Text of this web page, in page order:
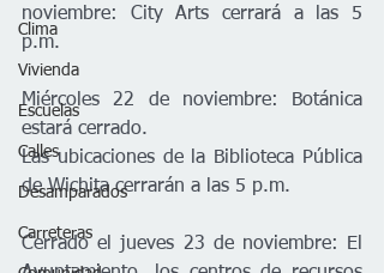
Clima
Vivienda
Escuelas
Calles
Desamparados
Carreteras
noviembre: City Arts cerrará a las 5
p.m.
Miércoles 22 de noviembre: Botánica
estará cerrado.
Las ubicaciones de la Biblioteca Pública
de Wichita cerrarán a las 5 p.m.
Cerrado el jueves 23 de noviembre: El